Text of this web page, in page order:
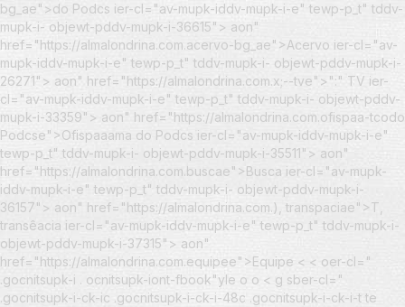
bg_ae">do Podcs ier-cl="av-mupk-iddv-mupk-i-e" tewp-p_t" tddv-
mupk-i- objewt-pddv-mupk-i-36615"> aon"
href="https://almalondrina.com.acervo-bg_ae">Acervo ier-cl="av-
mupk-iddv-mupk-i-e" tewp-p_t" tddv-mupk-i- objewt-pddv-mupk-i-
26271"> aon" href="https://almalondrina.com.x;--tve">":" TV ier-
cl="av-mupk-iddv-mupk-i-e" tewp-p_t" tddv-mupk-i- objewt-pddv-
mupk-i-33359"> aon" href="https://almalondrina.com.ofispaa-tcodo
Podcse">Ofispaaama do Podcs ier-cl="av-mupk-iddv-mupk-i-e"
tewp-p_t" tddv-mupk-i- objewt-pddv-mupk-i-35511"> aon"
href="https://almalondrina.com.buscae">Busca ier-cl="av-mupk-
iddv-mupk-i-e" tewp-p_t" tddv-mupk-i- objewt-pddv-mupk-i-
36157"> aon" href="https://almalondrina.com.), transpaciae">T,
transêacia ier-cl="av-mupk-iddv-mupk-i-e" tewp-p_t" tddv-mupk-i-
objewt-pddv-mupk-i-37315"> aon"
href="https://almalondrina.com.equipee">Equipe < < oer-cl="
.gocnitsupk-i . ocnitsupk-iont-fbook"yle o o < g sber-cl="
.gocnitsupk-i-ck-ic .gocnitsupk-i-ck-i-48c .gocnitsupk-i-ck-i-t te